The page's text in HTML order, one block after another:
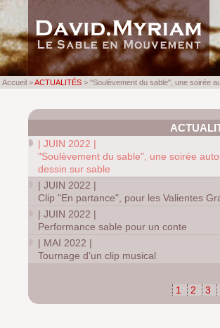
|JUIN 2022 |
"Soulèvement du sable", une soirée
dessin sur sable
|JUIN 2022 |
Clip "En partance", pour les Valientes
|JUIN 2022 |
Performance sable pour un conte
| MAI 2022 |
Tournage d’un clip musical
1 2 3
Accueil >ACTUALITÉS > "Soulèvement du sable", une soirée